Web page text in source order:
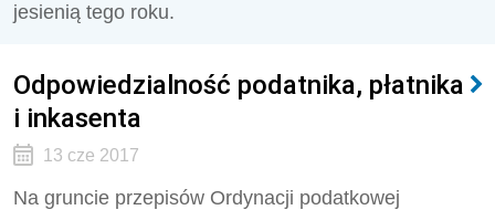
jesienią tego roku.
Odpowiedzialność podatnika, płatnika
i inkasenta
13 cze 2017
Na gruncie przepisów Ordynacji podatkowej